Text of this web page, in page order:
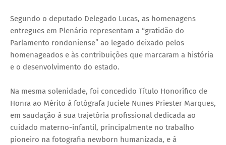
Segundo o deputado Delegado Lucas, as homenagens
entregues em Plenário representam a “gratidão do
Parlamento rondoniense” ao legado deixado pelos
homenageados e às contribuições que marcaram a história
e o desenvolvimento do estado.
Na mesma solenidade, foi concedido Título Honorífico de
Honra ao Mérito à fotógrafa Juciele Nunes Priester Marques,
em saudação à sua trajetória profissional dedicada ao
cuidado materno-infantil, principalmente no trabalho
pioneiro na fotografia newborn humanizada, e à